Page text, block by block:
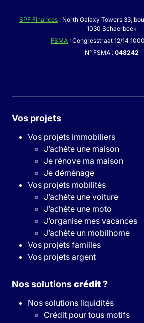
SPF Finances : North Galaxy Towers 33,
1030 Schaerbeek
FSMA : Congresstraat 12/14
N° FSMA : 048242
Vos projets
Vos projets immobiliers
J’achète une maison
Je rénove ma maison
Je déménage
Vos projets mobilités
J’achète une voiture
J’achète une moto
J’organise mes vacances
J’achète un mobilhome
Vos projets familles
Vos projets argent
Nos solutionscrédit?
Nos solutions liquidités
Crédit pour tous motifs